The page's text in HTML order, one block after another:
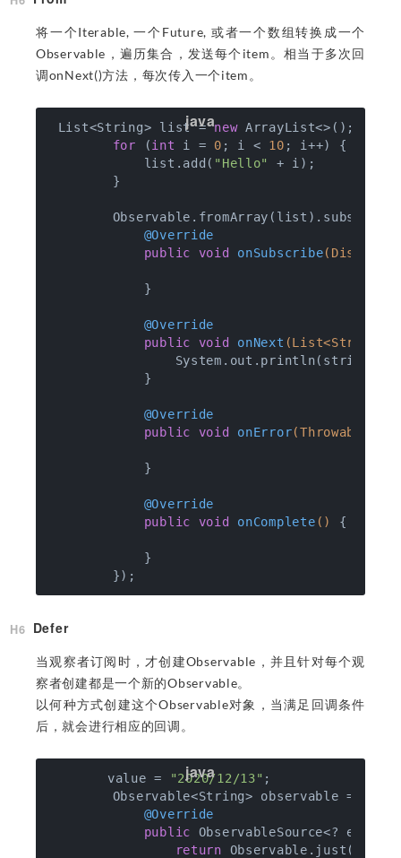
将一个Iterable, 一个Future, 或者一个数组转换成一个
Observable，遍历集合，发送每个item。相当于多次回
调onNext()方法，每次传入一个item。
List<String> list = new ArrayList<>();
for (int i = 0 ; i < 10 ; i++) {
            list.add(
"Hello"
+ i);
        }
        Observable.fromArray(list).subscribe(
@Override
public
void onSubscribe
            }
@Override
public
void onNext (List<String>
                System.out.println(strings);
            }
@Override
public
void onError(Throwable e)
            }
@Override
public
void onComplete () {
            }
Defer
当观察者订阅时，才创建Observable，并且针对每个观
察者创建都是一个新的Observable。
以何种方式创建这个Observable对象，当满足回调条件
后，就会进行相应的回调。
		value =
"2020/12/13" ;
Observable<String> observable =
@Override
public ObservableSource<?
return